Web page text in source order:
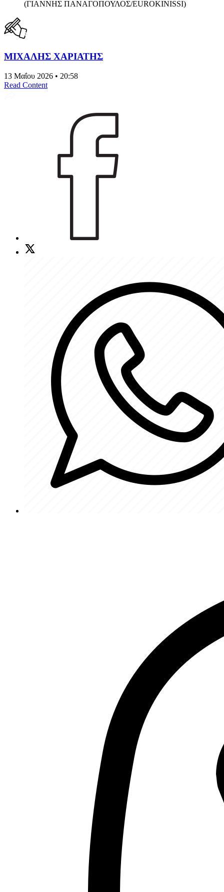
(ΓΙΑΝΝΗΣ ΠΑΝΑΓΟΠΟΥΛΟΣ/EUROKINISSI)
ΜΙΧΑΛΗΣ ΧΑΡΙΑΤΗΣ
13 Μαΐου 2026 • 20:58
Read Content